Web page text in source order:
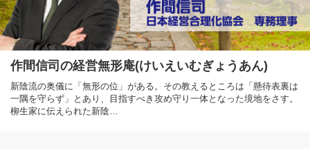
作間信司の経営無形庵(けいえいむぎょうあん)
新陰流の奥儀に「無形の位」がある。その教えるところは「懸待表裏は
一隅を守らず」とあり、目指すべき攻め守り一体となった境地をさす。
柳生家に伝えられた新陰…